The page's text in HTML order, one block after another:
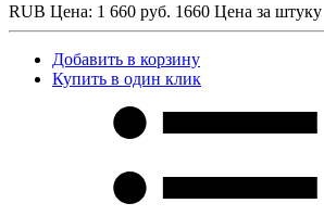
RUB Цена: 1 660 руб. 1660 Цена за штуку
Добавить в корзину
Купить в один клик